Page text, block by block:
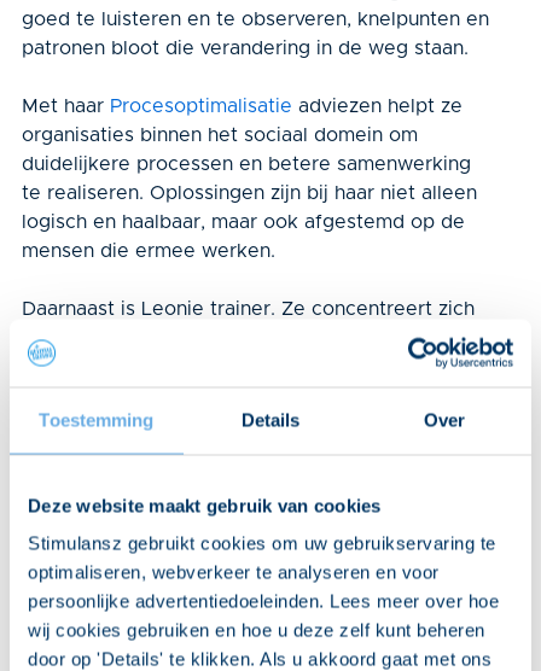
Toestemming Details Over
Deze website maakt gebruik van cookies
Stimulansz gebruikt cookies om uw gebruikservaring te
optimaliseren, webverkeer te analyseren en voor
persoonlijke advertentiedoeleinden. Lees meer over hoe
wij cookies gebruiken en hoe u deze zelf kunt beheren
door op 'Details' te klikken. Als u akkoord gaat met ons
goed te luisteren en te observeren, knelpunten en
patronen bloot die verandering in de weg staan.
Met haar Procesoptimalisatie adviezen helpt ze
organisaties binnen het sociaal domein om
duidelijkere processen en betere samenwerking
te realiseren. Oplossingen zijn bij haar niet alleen
logisch en haalbaar, maar ook afgestemd op de
mensen die ermee werken.
Daarnaast is Leonie trainer. Ze concentreert zich
voornamelijk op het geven van
vaardigheidstrainingen over de Wmo
, maar geeft
zoals deomgekeerde toetsen de
opleiding
kwaliteitscoach.
Laatst gepubliceerde blogs